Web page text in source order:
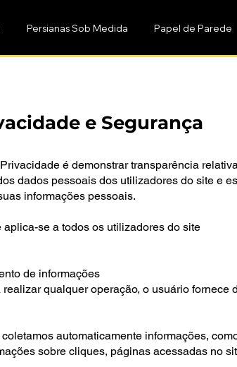
Persianas Sob Medida Papel de Parede
e Segurança
é demonstrar transparência
dados pessoais dos utilizadores do site e
informações pessoais.
se a todos os utilizadores do site
de informações
qualquer operação, o usuário fornece
automaticamente informações,
sobre cliques, páginas acessadas no